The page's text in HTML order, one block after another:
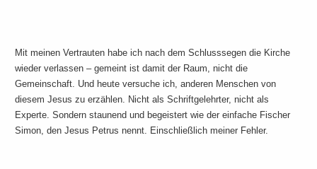
Mit meinen Vertrauten habe ich nach dem Schlusssegen die Kirche
wieder verlassen – gemeint ist damit der Raum, nicht die
Gemeinschaft. Und heute versuche ich, anderen Menschen von
diesem Jesus zu erzählen. Nicht als Schriftgelehrter, nicht als
Experte. Sondern staunend und begeistert wie der einfache Fischer
Simon, den Jesus Petrus nennt. Einschließlich meiner Fehler.